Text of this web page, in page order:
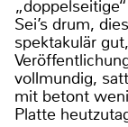
Sei’s drum,
spektakulär
vollmundig,
mit betont
Platte